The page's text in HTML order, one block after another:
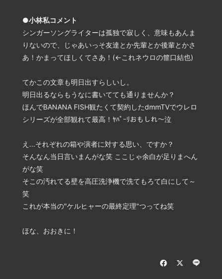
●小林私コメント
シンガーソングライターは孤独で寂しく、意味もあんま
りないので、じゃあいっそ友達とか先輩とか後輩とかさ
あ！かまってほしくてさあ！(←これネウロの篚口結也)
てかこの文章も明日出すらしいし。
明日出るならもうなに書いてても通りませんか？
ほんでBANANA FISH観たくて契約したdmmTVでウレロ
シリーズが全部観れて最高！ﾔﾊﾟｰﾘおもしれ～泣
え...それぞれの箱や演者に対する思い、ですか？
そんなん当日言いまんがな笑 ここじゃ余白が足りまへん
がな笑
そこの汚れてる壁を高圧洗浄機で洗てもろて白にして～
笑
これが本当の"ケルヒャーの最終定理"つってね笑
ほな、おおきに！